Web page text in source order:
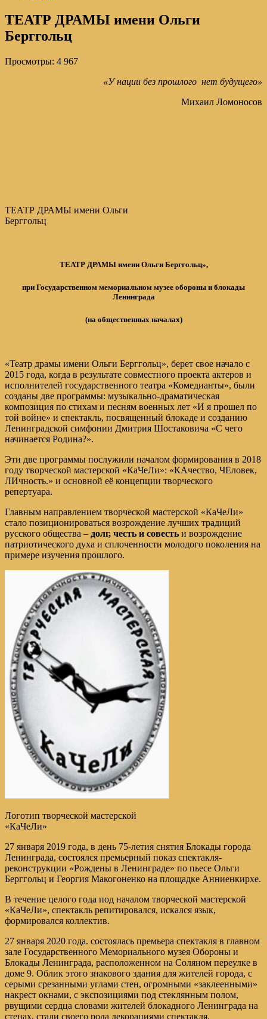
ТЕАТР ДРАМЫ имени Ольги
Берггольц
Просмотры: 4 967
«У нации без прошлого нет будущего»
Михаил Ломоносов
ТЕАТР ДРАМЫ имени Ольги
Берггольц
ТЕАТР ДРАМЫ имени Ольги Берггольц»,
при Государственном мемориальном музее обороны и блокады
Ленинграда
(на общественных началах)
«Театр драмы имени Ольги Берггольц», берет свое начало с
2015 года, когда в результате совместного проекта актеров и
исполнителей государственного театра «Комедианты», были
созданы две программы: музыкально-драматическая
композиция по стихам и песням военных лет «И я прошел по
той войне» и спектакль, посвященный блокаде и созданию
Ленинградской симфонии Дмитрия Шостаковича «С чего
начинается Родина?».
Эти две программы послужили началом формирования в 2018
году творческой мастерской «КаЧеЛи»: «КАчество, ЧЕловек,
ЛИчность.» и основной её концепции творческого
репертуара.
Главным направлением творческой мастерской «КаЧеЛи»
стало позиционироваться возрождение лучших традиций
русского общества – долг, честь и совесть и возрождение
патриотического духа и сплоченности молодого поколения на
примере изучения прошлого.
Логотип творческой мастерской
«КаЧеЛи»
27 января 2019 года, в день 75-летия снятия Блокады города
Ленинграда, состоялся премьерный показ спектакля-
реконструкции «Рождены в Ленинграде» по пьесе Ольги
Берггольц и Георгия Макогоненко на площадке Анниенкирхе.
В течение целого года под началом творческой мастерской
«КаЧеЛи», спектакль репитировался, искался язык,
формировался коллектив.
27 января 2020 года. состоялась премьера спектакля в главном
зале Государственного Мемориального музея Обороны и
Блокады Ленинграда, расположенном на Соляном переулке в
доме 9. Облик этого знакового здания для жителей города, с
серыми срезанными углами стен, огромными «заклеенными»
накрест окнами, с экспозициями под стеклянным полом,
рвущими сердца словами жителей блокадного Ленинграда на
стенах, стали своего рода декорациями спектакля.